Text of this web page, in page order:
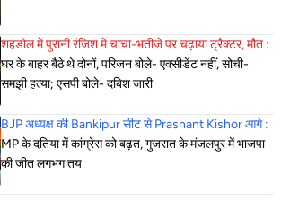
शहडोल में पुरानी रंजिश में चाचा-भतीजे पर चढ़ाया ट्रैक्टर, मौत :
घर के बाहर बैठे थे दोनों, परिजन बोले- एक्सीडेंट नहीं, सोची-
समझी हत्या; एसपी बोले- दबिश जारी
BJP अध्यक्ष की Bankipur सीट से Prashant Kishor आगे :
MP के दतिया में कांग्रेस को बढ़त, गुजरात के मंजलपुर में भाजपा
की जीत लगभग तय